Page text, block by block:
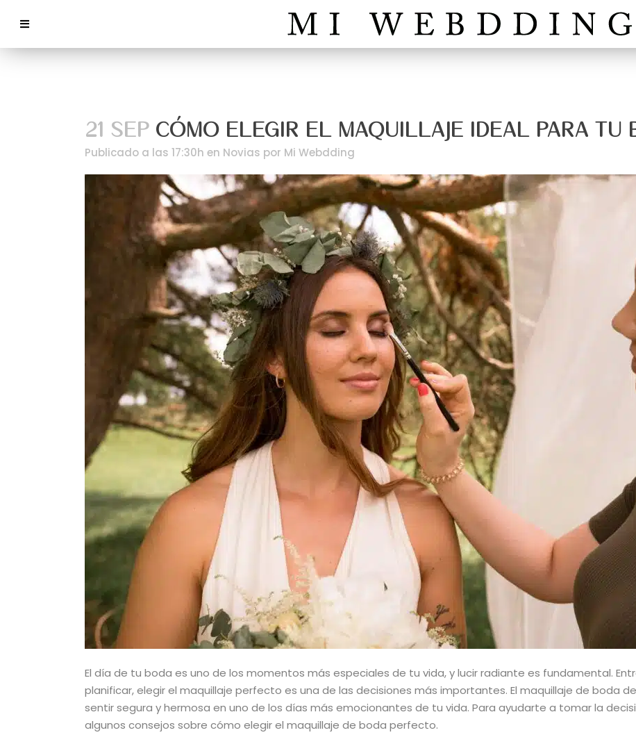
21 SEP CÓMO ELEGIR EL MAQUILLAJE IDEAL PARA TU
Publicado a las 17:30h en Novias por Mi Webdding
El día de tu boda es uno de los momentos más especiales de tu vida, y lucir radiante es fundamental.
planificar, elegir el maquillaje perfecto es una de las decisiones más importantes. El maquillaje de boda
sentir segura y hermosa en uno de los días más emocionantes de tu vida. Para ayudarte a tomar la
algunos consejos sobre cómo elegir el maquillaje de boda perfecto.